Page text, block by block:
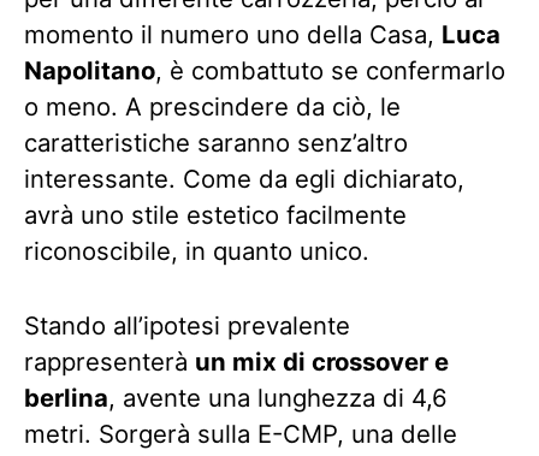
momento il numero uno della Casa, Luca
Napolitano, è combattuto se confermarlo
o meno. A prescindere da ciò, le
caratteristiche saranno senz’altro
interessante. Come da egli dichiarato,
avrà uno stile estetico facilmente
riconoscibile, in quanto unico.
Stando all’ipotesi prevalente
rappresenterà un mix di crossover e
berlina, avente una lunghezza di 4,6
metri. Sorgerà sulla E-CMP, una delle